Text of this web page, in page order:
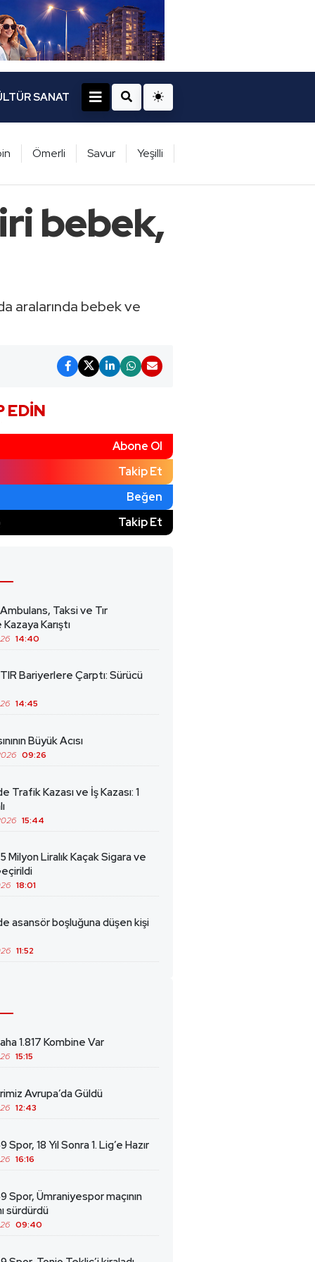
SANAT
Ömerli Savur Yeşilli
bebek,
aralarında bebek ve
EDIN
Abone Ol
Takip Et
Beğen
Takip Et
Taksi ve Tır
Karıştı
14:40
Bariyerlere Çarptı: Sürücü
14:45
Büyük Acısı
09:26
Trafik Kazası ve İş Kazası: 1
15:44
Milyon Liralık Kaçak Sigara ve
18:01
asansör boşluğuna düşen kişi
11:52
1.817 Kombine Var
15:15
Avrupa’da Güldü
12:43
Spor, 18 Yıl Sonra 1. Lig’e Hazır
16:16
Spor, Ümraniyespor maçının
sürdürdü
09:40